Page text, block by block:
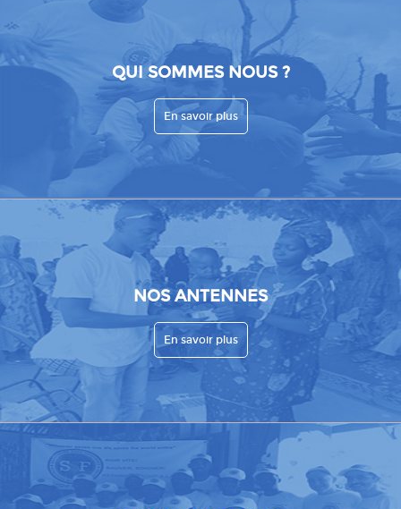
QUI SOMMES NOUS ?
En savoir plus
NOS ANTENNES
En savoir plus